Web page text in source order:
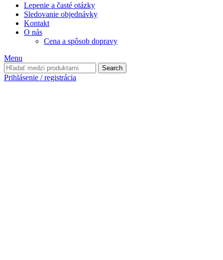
Lepenie a časté otázky
Sledovanie objednávky
Kontakt
O nás
Cena a spôsob dopravy
Menu
Search
Prihlásenie / registrácia